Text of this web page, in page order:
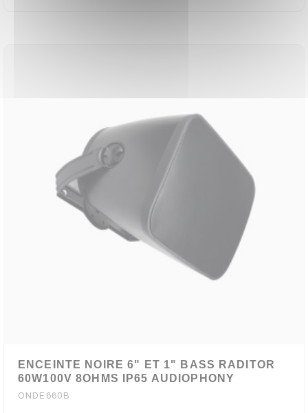
ENCEINTE NOIRE 6" ET 1" BASS RADITOR
60W100V 8OHMS IP65 AUDIOPHONY
ONDE660B